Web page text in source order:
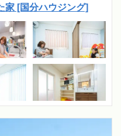
家 [国分ハウジング]